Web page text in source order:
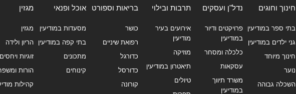
חינוך וחוגים
בתי ספר במודיעין
גני ילדים במודיעין
חינוך מיוחד
נוער
השכלה גבוהה
נדל"ן ועסקים
פרויקטים ודיור
במודיעין
כלכלה ומסחר
עסקאות
משרד תיווך
במודיעין
תרבות ובילוי
אירועים בעיר
מודיעין
מוזיקה
תיאטרון במודיעין
טיולים
בריאות וספורט
כושר
רפואת שיניים
כדורגל
כדורסל
קורונה
אוכל ופנאי
מסעדות במודיעין
בתי קפה במודיעין
מתכונים
קינוחים
מגזין
מגזין
הריון ולידה
זוגיות ויחסים
הורות
קהילות